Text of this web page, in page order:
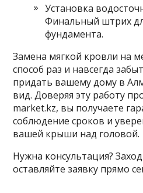
Установка
Финальный штрих
фундамента.
Замена мягкой кровли на
способ раз и навсегда
придать вашему дому в
вид. Доверяя эту работу
market.kz, вы получаете
соблюдение сроков и
вашей крыши над головой.
Нужна консультация?
оставляйте заявку прямо